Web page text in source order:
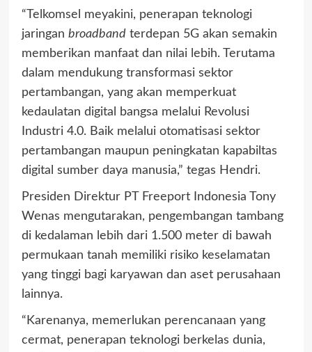
“Telkomsel meyakini, penerapan teknologi
jaringan broadband terdepan 5G akan semakin
memberikan manfaat dan nilai lebih. Terutama
dalam mendukung transformasi sektor
pertambangan, yang akan memperkuat
kedaulatan digital bangsa melalui Revolusi
Industri 4.0. Baik melalui otomatisasi sektor
pertambangan maupun peningkatan kapabiltas
digital sumber daya manusia,” tegas Hendri.
Presiden Direktur PT Freeport Indonesia Tony
Wenas mengutarakan, pengembangan tambang
di kedalaman lebih dari 1.500 meter di bawah
permukaan tanah memiliki risiko keselamatan
yang tinggi bagi karyawan dan aset perusahaan
lainnya.
“Karenanya, memerlukan perencanaan yang
cermat, penerapan teknologi berkelas dunia,